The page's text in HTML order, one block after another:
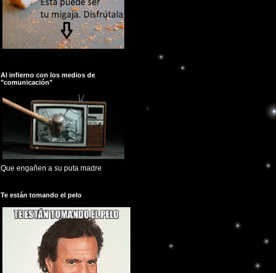
Al infierno con los medios de
"comunicación"
Que engañen a su puta madre
Te están tomando el pelo